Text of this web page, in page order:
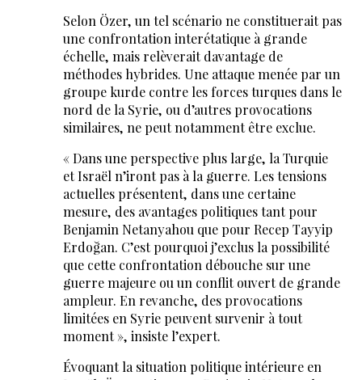
Selon Özer, un tel scénario ne constituerait pas
une confrontation interétatique à grande
échelle, mais relèverait davantage de
méthodes hybrides. Une attaque menée par un
groupe kurde contre les forces turques dans le
nord de la Syrie, ou d’autres provocations
similaires, ne peut notamment être exclue.
« Dans une perspective plus large, la Turquie
et Israël n’iront pas à la guerre. Les tensions
actuelles présentent, dans une certaine
mesure, des avantages politiques tant pour
Benjamin Netanyahou que pour Recep Tayyip
Erdoğan. C’est pourquoi j’exclus la possibilité
que cette confrontation débouche sur une
guerre majeure ou un conflit ouvert de grande
ampleur. En revanche, des provocations
limitées en Syrie peuvent survenir à tout
moment », insiste l’expert.
Évoquant la situation politique intérieure en